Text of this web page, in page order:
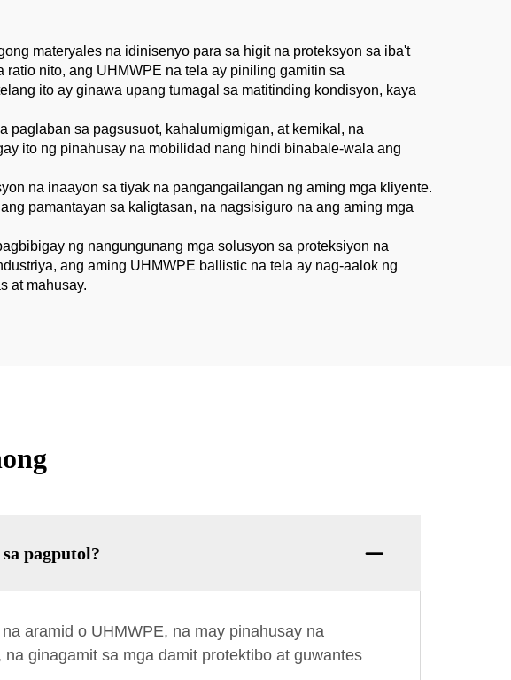
materyales na idinisenyo para sa higit na proteksyon sa iba't
nito, ang UHMWPE na tela ay piniling gamitin sa
ito ay ginawa upang tumagal sa matitinding kondisyon, kaya
sa pagsusuot, kahalumigmigan, at kemikal, na
ito ng pinahusay na mobilidad nang hindi binabale-wala ang
na inaayon sa tiyak na pangangailangan ng aming mga kliyente.
pamantayan sa kaligtasan, na nagsisiguro na ang aming mga
ng nangungunang mga solusyon sa proteksiyon na
ang aming UHMWPE ballistic na tela ay nag-aalok ng
at mahusay.
pagputol?
aramid o UHMWPE, na may pinahusay na
ginagamit sa mga damit protektibo at guwantes